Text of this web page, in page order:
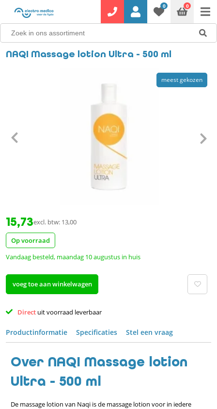
0 0
NAQI Massage lotion Ultra - 500 ml
meest gekozen
15,73excl. btw: 13,00
Op voorraad
Vandaag besteld, maandag 10 augustus in huis
voeg toe aan winkelwagen
Direct uit voorraad leverbaar
Productinformatie Specificaties Stel een vraag
Over NAQI Massage lotion
Ultra - 500 ml
De massage lotion van Naqi is de massage lotion voor in iedere